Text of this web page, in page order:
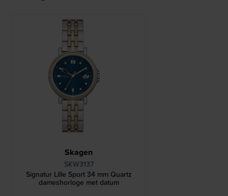
Skagen
SKW3137
Signatur Lille Sport 34 mm Quartz
dameshorloge met datum